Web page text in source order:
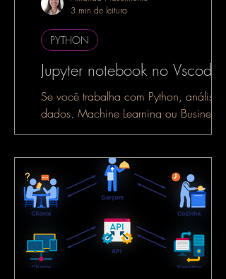
Jupyter notebook no Vscode
Se você trabalha com Python, análise de
dados, Machine Learning ou Business
Intelligence, é muito provável que já
PYTHON
3 min de leitura